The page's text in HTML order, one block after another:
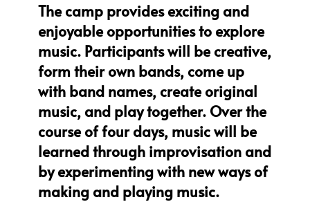
The camp provides exciting and
enjoyable opportunities to explore
music. Participants will be creative,
form their own bands, come up
with band names, create original
music, and play together. Over the
course of four days, music will be
learned through improvisation and
by experimenting with new ways of
making and playing music.